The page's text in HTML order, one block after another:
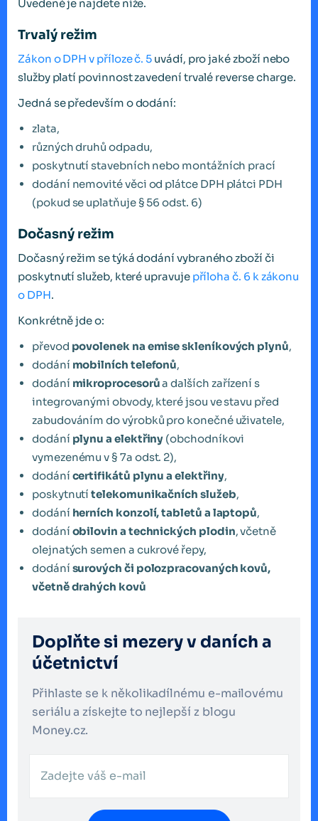
Uvedené je najdete níže.
Trvalý režim
Zákon o DPH v příloze č. 5 uvádí, pro jaké zboží nebo
služby platí povinnost zavedení trvalé reverse charge.
Jedná se především o dodání:
zlata,
různých druhů odpadu,
poskytnutí stavebních nebo montážních prací
dodání nemovité věci od plátce DPH plátci PDH
(pokud se uplatňuje § 56 odst. 6)
Dočasný režim
Dočasný režim se týká dodání vybraného zboží či
poskytnutí služeb, které upravuje příloha č. 6 k zákonu
o DPH.
Konkrétně jde o:
převod povolenek na emise skleníkových plynů,
dodání mobilních telefonů,
dodání mikroprocesorůa dalších zařízení s
integrovanými obvody, které jsou ve stavu před
zabudováním do výrobků pro konečné uživatele,
dodání plynu a elektřiny (obchodníkovi
vymezenému v § 7a odst. 2),
dodání certifikátů plynu a elektřiny,
poskytnutítelekomunikačních služeb,
dodání herních konzolí, tabletů a laptopů,
dodání obilovin a technických plodin, včetně
olejnatých semen a cukrové řepy,
dodání surových či polozpracovaných kovů,
včetně drahých kovů
Doplňte si mezery v daních a
účetnictví
Přihlaste se k několikadílnému e-mailovému
seriálu a získejte to nejlepší z blogu
Money.cz.